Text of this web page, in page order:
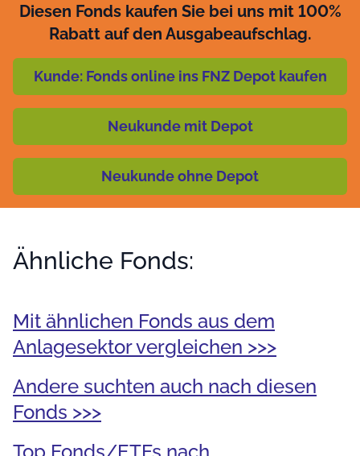
Diesen Fonds kaufen Sie bei uns mit 100%
Rabatt auf den Ausgabeaufschlag.
Kunde: Fonds online ins FNZ Depot kaufen
Neukunde mit Depot
Neukunde ohne Depot
Ähnliche Fonds:
Mit ähnlichen Fonds aus dem
Anlagesektor vergleichen >>>
Andere suchten auch nach diesen
Fonds >>>